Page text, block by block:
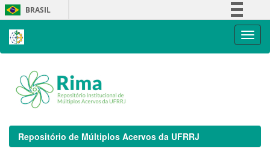
Skip
navigation
BRASIL
Repositório de Múltiplos Acervos da UFRRJ